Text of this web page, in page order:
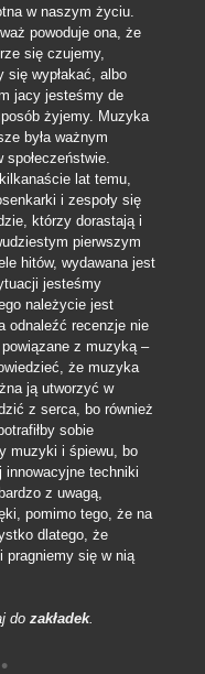
w naszym życiu.
powoduje ona, że
się czujemy,
się wypłakać, albo
jacy jesteśmy de
żyjemy. Muzyka
była ważnym
lat temu,
i zespoły się
którzy dorastają i
pierwszym
hitów, wydawana jest
jesteśmy
należycie jest
odnaleźć recenzje nie
z muzyką –
że muzyka
ją utworzyć w
z serca, bo również
sobie
muzyki i śpiewu, bo
techniki
z uwagą,
pomimo tego, że na
dlatego, że
pragniemy się w nią
do zakładek.